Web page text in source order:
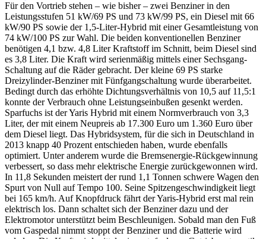
Für den Vortrieb stehen – wie bisher – zwei Benziner in den
Leistungsstufen 51 kW/69 PS und 73 kW/99 PS, ein Diesel mit 66
kW/90 PS sowie der 1,5-Liter-Hybrid mit einer Gesamtleistung von
74 kW/100 PS zur Wahl. Die beiden konventionellen Benziner
benötigen 4,1 bzw. 4,8 Liter Kraftstoff im Schnitt, beim Diesel sind
es 3,8 Liter. Die Kraft wird serienmäßig mittels einer Sechsgang-
Schaltung auf die Räder gebracht. Der kleine 69 PS starke
Dreizylinder-Benziner mit Fünfgangschaltung wurde überarbeitet.
Bedingt durch das erhöhte Dichtungsverhältnis von 10,5 auf 11,5:1
konnte der Verbrauch ohne Leistungseinbußen gesenkt werden.
Sparfuchs ist der Yaris Hybrid mit einem Normverbrauch von 3,3
Liter, der mit einem Neupreis ab 17.300 Euro um 1.360 Euro über
dem Diesel liegt. Das Hybridsystem, für die sich in Deutschland in
2013 knapp 40 Prozent entschieden haben, wurde ebenfalls
optimiert. Unter anderem wurde die Bremsenergie-Rückgewinnung
verbessert, so dass mehr elektrische Energie zurückgewonnen wird.
In 11,8 Sekunden meistert der rund 1,1 Tonnen schwere Wagen den
Spurt von Null auf Tempo 100. Seine Spitzengeschwindigkeit liegt
bei 165 km/h. Auf Knopfdruck fährt der Yaris-Hybrid erst mal rein
elektrisch los. Dann schaltet sich der Benziner dazu und der
Elektromotor unterstützt beim Beschleunigen. Sobald man den Fuß
vom Gaspedal nimmt stoppt der Benziner und die Batterie wird